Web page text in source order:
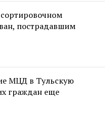
пострадавшим
МЦД в Тульскую
граждан еще